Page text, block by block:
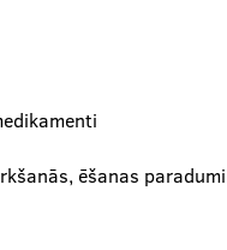
ēšanas paradumi